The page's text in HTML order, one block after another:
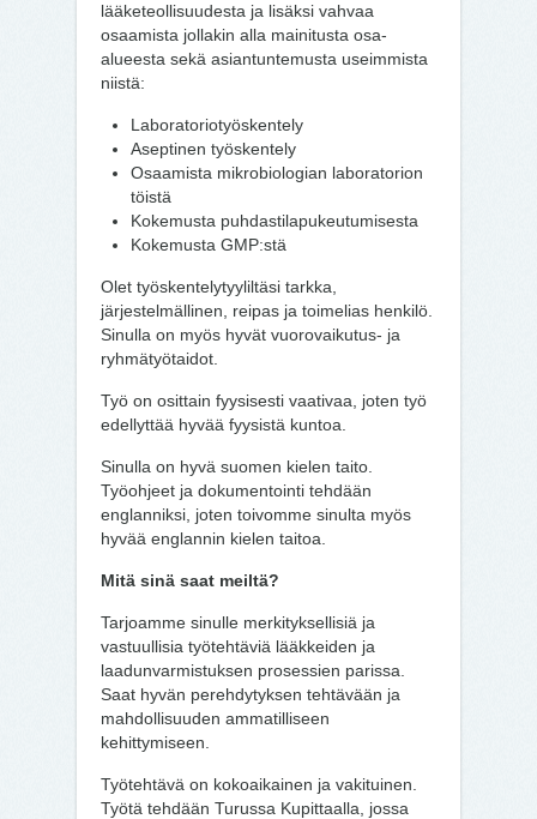
lääketeollisuudesta ja lisäksi vahvaa
osaamista jollakin alla mainitusta osa-
alueesta sekä asiantuntemusta useimmista
niistä:
Laboratoriotyöskentely
Aseptinen työskentely
Osaamista mikrobiologian laboratorion
töistä
Kokemusta puhdastilapukeutumisesta
Kokemusta GMP:stä
Olet työskentelytyyliltäsi tarkka,
järjestelmällinen, reipas ja toimelias henkilö.
Sinulla on myös hyvät vuorovaikutus- ja
ryhmätyötaidot.
Työ on osittain fyysisesti vaativaa, joten työ
edellyttää hyvää fyysistä kuntoa.
Sinulla on hyvä suomen kielen taito.
Työohjeet ja dokumentointi tehdään
englanniksi, joten toivomme sinulta myös
hyvää englannin kielen taitoa.
Mitä sinä saat meiltä?
Tarjoamme sinulle merkityksellisiä ja
vastuullisia työtehtäviä lääkkeiden ja
laadunvarmistuksen prosessien parissa.
Saat hyvän perehdytyksen tehtävään ja
mahdollisuuden ammatilliseen
kehittymiseen.
Työtehtävä on kokoaikainen ja vakituinen.
Työtä tehdään Turussa Kupittaalla, jossa